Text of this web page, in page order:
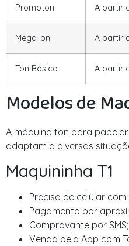
Promoton A partir
MegaTon A partir
Ton Básico A partir
Modelos de
A máquina ton para
adaptam a diversas
Maquininha T1
Precisa de celular
Pagamento por
Comprovante por SMS;
Venda pelo App com